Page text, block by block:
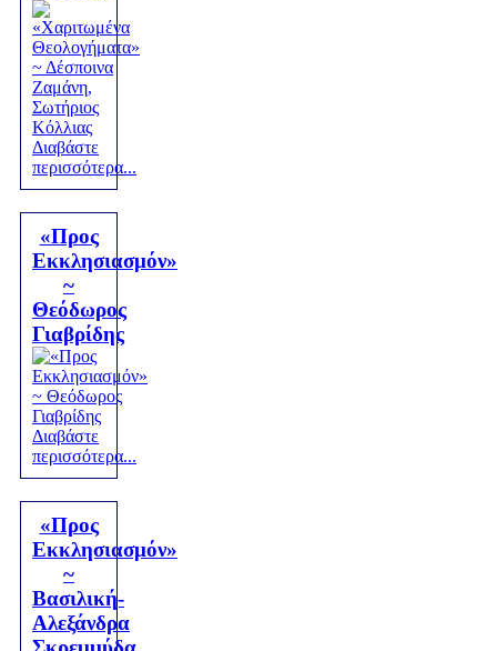
Διαβάστε
περισσότερα...
«Προς
Εκκλησιασμόν»
~
Θεόδωρος
Γιαβρίδης
Διαβάστε
περισσότερα...
«Προς
Εκκλησιασμόν»
~
Βασιλική-
Αλεξάνδρα